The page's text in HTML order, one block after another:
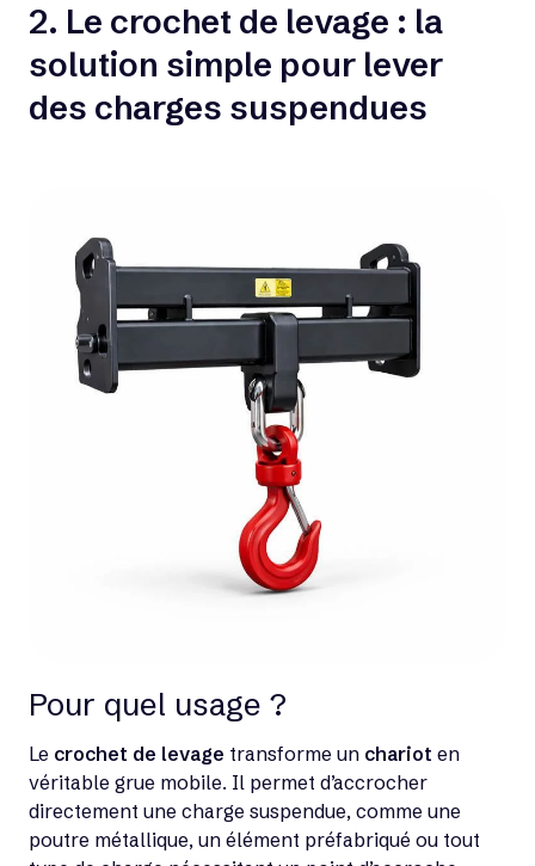
2. Le crochet de levage : la
solution simple pour lever
des charges suspendues
Pour quel usage ?
Le crochet de levage transforme un chariot en
véritable grue mobile. Il permet d’accrocher
directement une charge suspendue, comme une
poutre métallique, un élément préfabriqué ou tout